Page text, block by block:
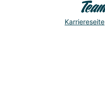
Karriereseite